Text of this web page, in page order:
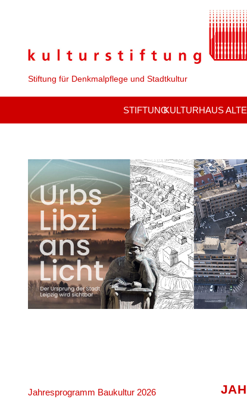
Stiftung für Denkmalpflege und Stadtkultur
STIFTUNGKULTURHAUS
Jahresprogramm Baukultur 2026